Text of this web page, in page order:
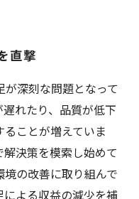
直撃
深刻な問題となって
れたり、品質が低下
ことが増えていま
決策を模索し始めて
の改善に取り組んで
よる収益の減少を補